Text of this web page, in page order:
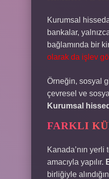
Kurumsal
bankalar,
bağlamında bir
olarak da işlev
Örneğin, sosyal
çevresel ve
Kurumsal
FARKLI
Kanada’nın
amacıyla yapılır.
birliğiyle